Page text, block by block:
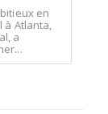
en
Atlanta,
a